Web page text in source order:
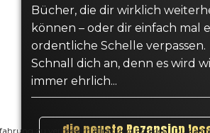
Bücher, die dir wirklich
können – oder dir einfach mal
ordentliche Schelle verpassen.
Schnall dich an, denn es wird
immer ehrlich...
zu verbessern (Tracking Cookies). Du